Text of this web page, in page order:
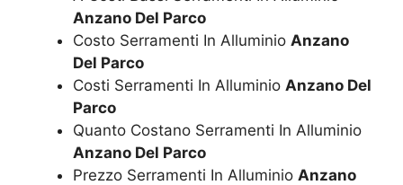
Anzano Del Parco
Costo Serramenti In Alluminio Anzano
Del Parco
Costi Serramenti In Alluminio Anzano Del
Parco
Quanto Costano Serramenti In Alluminio
Anzano Del Parco
Prezzo Serramenti In Alluminio Anzano